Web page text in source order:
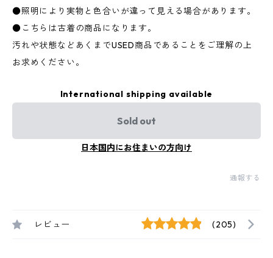
●照明により実物と色合いが違って見える場合があります。
●こちらは古着の商品になります。
汚れや状態などあくまでUSED商品であることをご理解の上
お求めください。
International shipping available
Sold out
日本国内にお住まいの方向け
通報する
レビュー (205)